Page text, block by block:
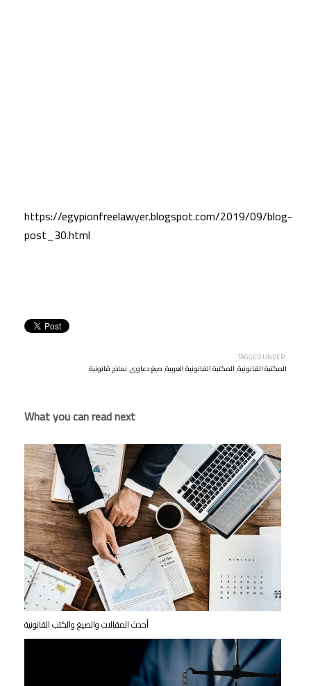
https://egypionfreelawyer.blogspot.com/2019/09/blog-
post_30.html
TAGGED UNDER:
المكتبة القانونية,المكتبة القانونية العربية,صيغ دعاوى,نماذج قانونية
What you can read next
أحدث المقالات والصيغ والكتب القانونية